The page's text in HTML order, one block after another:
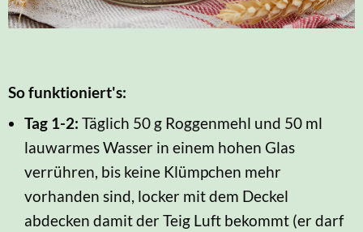
So funktioniert's:
Tag 1-2: Täglich 50 g Roggenmehl und 50 ml
lauwarmes Wasser in einem hohen Glas
verrühren, bis keine Klümpchen mehr
vorhanden sind, locker mit dem Deckel
abdecken damit der Teig Luft bekommt (er darf